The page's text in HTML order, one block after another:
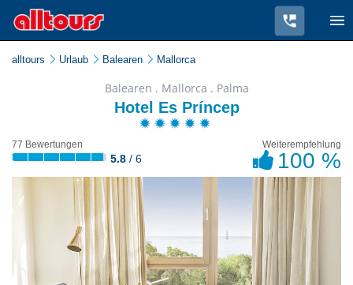
alltours Urlaub Balearen Mallorca
Balearen . Mallorca . Palma
Hotel Es Príncep
77 Bewertungen
5.8 / 6
Weiterempfehlung
100 %